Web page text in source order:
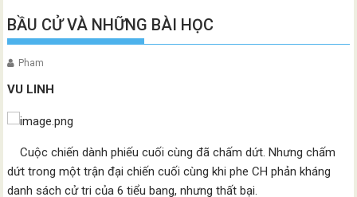
BẦU CỬ VÀ NHỮNG BÀI HỌC
Pham
VU LINH
Cuộc chiến dành phiếu cuối cùng đã chấm dứt. Nhưng chấm
dứt trong một trận đại chiến cuối cùng khi phe CH phản kháng
danh sách cử tri của 6 tiểu bang, nhưng thất bại.